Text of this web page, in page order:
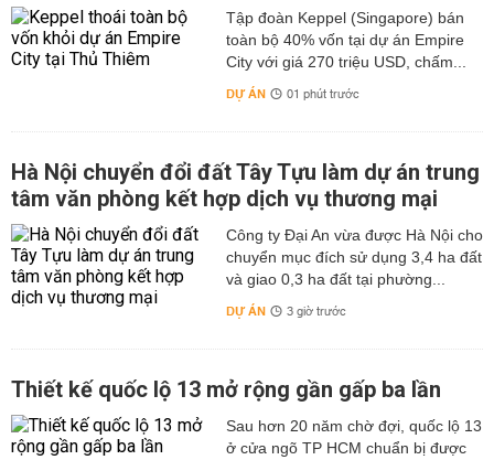
Tập đoàn Keppel (Singapore) bán
toàn bộ 40% vốn tại dự án Empire
City với giá 270 triệu USD, chấm...
DỰ ÁN 01 phút trước
Hà Nội chuyển đổi đất Tây Tựu làm dự án trung
tâm văn phòng kết hợp dịch vụ thương mại
Công ty Đại An vừa được Hà Nội cho
chuyển mục đích sử dụng 3,4 ha đất
và giao 0,3 ha đất tại phường...
DỰ ÁN 3 giờ trước
Thiết kế quốc lộ 13 mở rộng gần gấp ba lần
Sau hơn 20 năm chờ đợi, quốc lộ 13
ở cửa ngõ TP HCM chuẩn bị được